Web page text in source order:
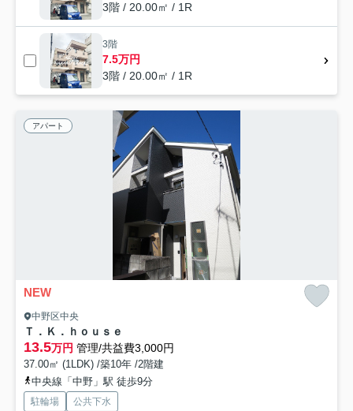
3階 / 20.00㎡ / 1R
3階
7.5万円
3階 / 20.00㎡ / 1R
アパート
NEW
中野区中央
Ｔ．Ｋ．ｈｏｕｓｅ
13.5万円 管理/共益費3,000円
37.00㎡ (1LDK) /築10年 /2階建
中央線「中野」駅 徒歩9分
駐輪場 公共下水